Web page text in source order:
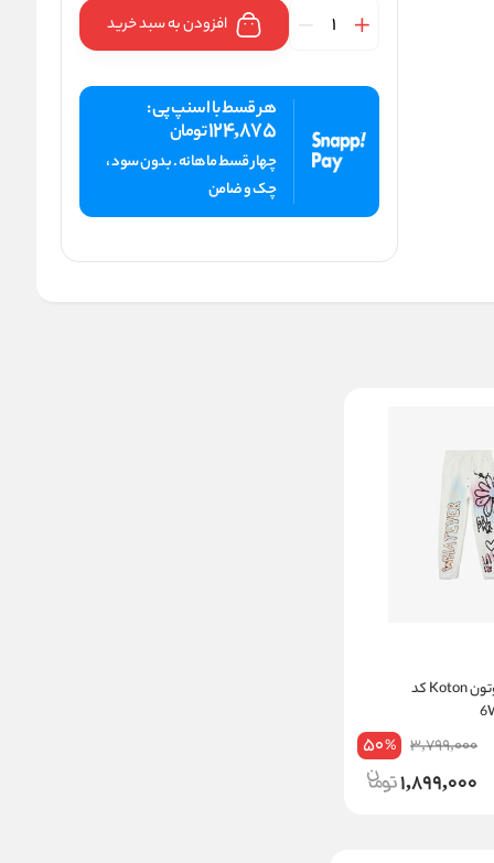
افزودن به سبد خرید
هر قسط با اسنپ پی :
124,875تومان
چهار قسط ماهانه . بدون سود ،
چک و ضامن
شلوار دخترانه کوتون Koton کد
3,799,000
50%
1,899,000